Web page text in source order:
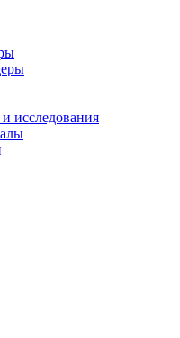
исследования